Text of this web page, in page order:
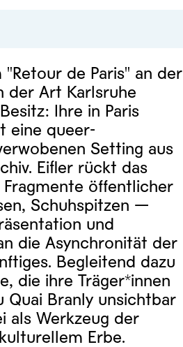
de Paris" an der
der Art Karlsruhe
Ihre in Paris
eine queer-
Setting aus
Eifler rückt das
Fragmente öffentlicher
Schuhspitzen —
und
die Asynchronität der
Begleitend dazu
die ihre Träger*innen
Quai Branly unsichtbar
als Werkzeug der
Erbe.